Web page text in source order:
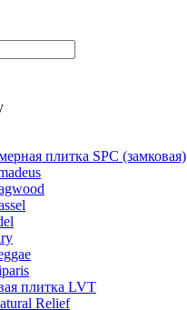
плитка SPC (замковая)
плитка LVT
Relief